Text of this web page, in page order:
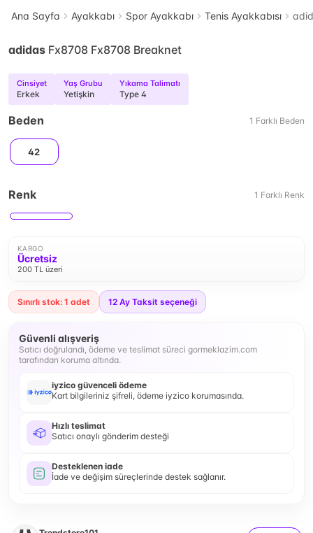
Ana Sayfa Ayakkabı Spor Ayakkabı Tenis Ayakkabısı
adidas Fx8708 Fx8708 Breaknet
Cinsiyet
Erkek
Yaş Grubu
Yetişkin
Yıkama Talimatı
Type 4
Beden 1 Farklı Beden
42
Renk 1 Farklı Renk
KARGO
Ücretsiz
200 TL üzeri
Sınırlı stok: 1 adet 12 Ay Taksit seçeneği
Güvenli alışveriş
Satıcı doğrulandı, ödeme ve teslimat süreci gormeklazim.com
tarafından koruma altında.
iyzico güvenceli ödeme
Kart bilgileriniz şifreli, ödeme iyzico korumasında.
Hızlı teslimat
Satıcı onaylı gönderim desteği
Desteklenen iade
İade ve değişim süreçlerinde destek sağlanır.